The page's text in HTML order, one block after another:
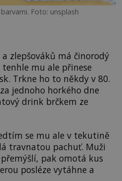
Foto: unsplash
zlepšováků má činorodý
mu ale přinese
Trkne ho to někdy v 80.
jednoho horkého dne
drink brčkem ze
se mu ale v tekutině
travnatou pachuť. Muži
pak omotá kus
posléze vytáhne a